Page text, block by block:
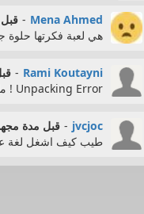
Mena Ahmed
-
هي لعبة فكرتها حلوة
Rami Koutayni
-
Unpacking Error ! ما الحل ؟
jvcjoc
- قبل مدة
طيب كيف اشغل لغة